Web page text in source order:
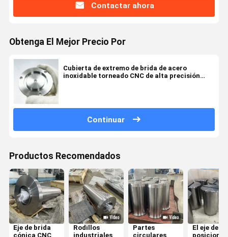
Contactar ahora
Obtenga El Mejor Precio Por
Cubierta de extremo de brida de acero
inoxidable torneado CNC de alta precisión
Continuar
Productos Recomendados
Eje de brida
cónica CNC
Rodillos
industriales
Partes
circulares
El eje de